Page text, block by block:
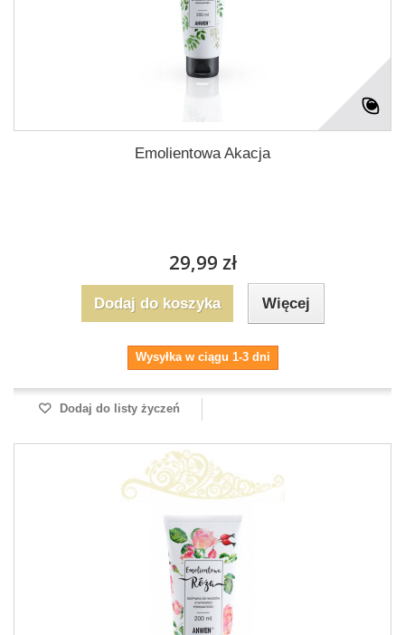
Emolientowa Akacja
29,99 zł
Dodaj do koszyka Więcej
Wysyłka w ciągu 1-3 dni
Dodaj do listy życzeń